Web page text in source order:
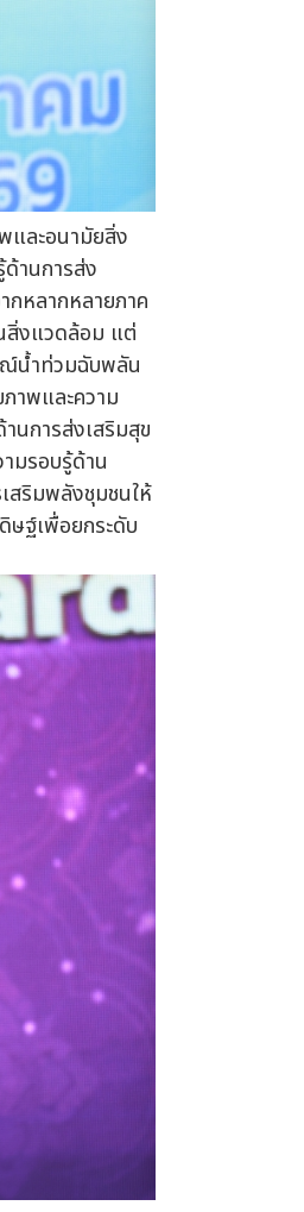
และอนามัยสิ่ง
านการส่ง
กหลากหลายภาค
สิ่งแวดล้อม แต่
ณ์น้ำท่วมฉับพลัน
าพและความ
นการส่งเสริมสุข
มรอบรู้ด้าน
สริมพลังชุมชนให้
ษฐ์เพื่อยกระดับ